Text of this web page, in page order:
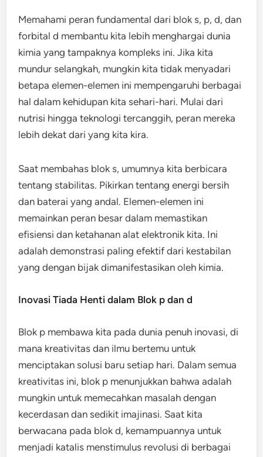
Memahami peran fundamental dari blok s, p, d, dan
forbital d membantu kita lebih menghargai dunia
kimia yang tampaknya kompleks ini. Jika kita
mundur selangkah, mungkin kita tidak menyadari
betapa elemen-elemen ini mempengaruhi berbagai
hal dalam kehidupan kita sehari-hari. Mulai dari
nutrisi hingga teknologi tercanggih, peran mereka
lebih dekat dari yang kita kira.
Saat membahas blok s, umumnya kita berbicara
tentang stabilitas. Pikirkan tentang energi bersih
dan baterai yang andal. Elemen-elemen ini
memainkan peran besar dalam memastikan
efisiensi dan ketahanan alat elektronik kita. Ini
adalah demonstrasi paling efektif dari kestabilan
yang dengan bijak dimanifestasikan oleh kimia.
Inovasi Tiada Henti dalam Blok p dan d
Blok p membawa kita pada dunia penuh inovasi, di
mana kreativitas dan ilmu bertemu untuk
menciptakan solusi baru setiap hari. Dalam semua
kreativitas ini, blok p menunjukkan bahwa adalah
mungkin untuk memecahkan masalah dengan
kecerdasan dan sedikit imajinasi. Saat kita
berwacana pada blok d, kemampuannya untuk
menjadi katalis menstimulus revolusi di berbagai